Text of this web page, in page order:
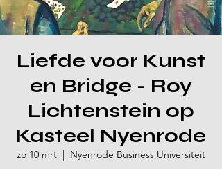
Liefde voor Kunst
en Bridge - Roy
Lichtenstein op
Kasteel Nyenrode
zo 10 mrt
  |
Nyenrode Business Universiteit